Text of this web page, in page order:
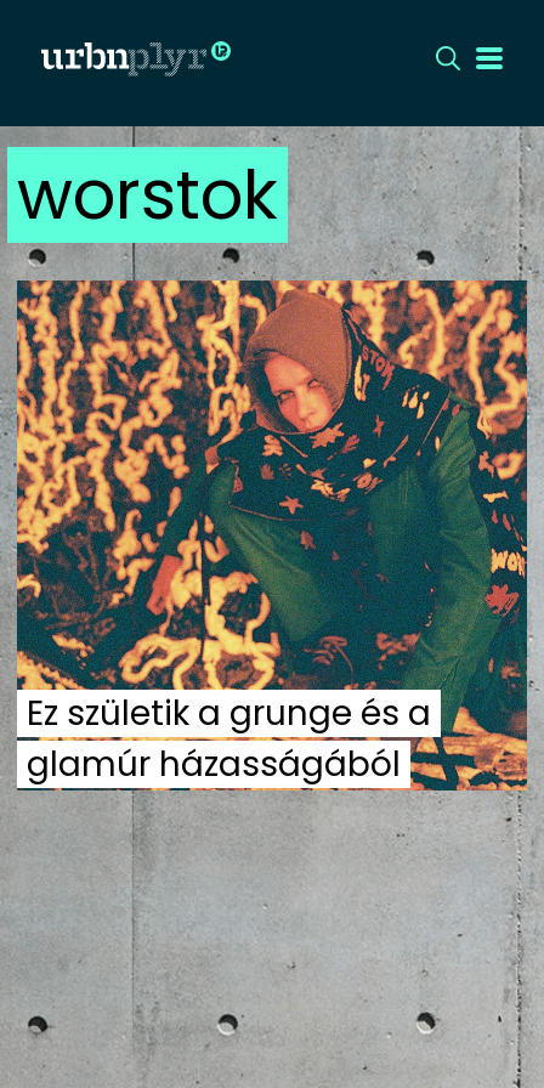
CÍMLAP
DIZÁJN
DIVAT
HIP
KULT
UTCA
ZENE
MÉDIAAJÁNLAT
IMPRESSZUM
PR-ARCHÍVUM
ADATKEZELÉSI TÁJÉKOZTATÓ
worstok
Ez születik a grunge és a
glamúr házasságából